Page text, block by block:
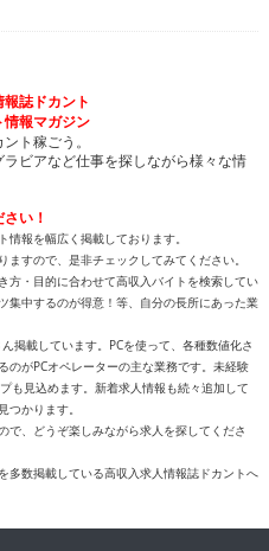
誌ドカント
情報マガジン
ト稼ごう。
ビアなど仕事を探しながら様々な情
い！
情報を幅広く掲載しております。
すので、是非チェックしてみてください。
方・目的に合わせて高収入バイトを検索してい
集中するのが得意！等、自分の長所にあった業
掲載しています。PCを使って、各種数値化さ
のがPCオペレーターの主な業務です。未経験
も見込めます。新着求人情報も続々追加して
かります。
で、どうぞ楽しみながら求人を探してくださ
多数掲載している高収入求人情報誌ドカントへ